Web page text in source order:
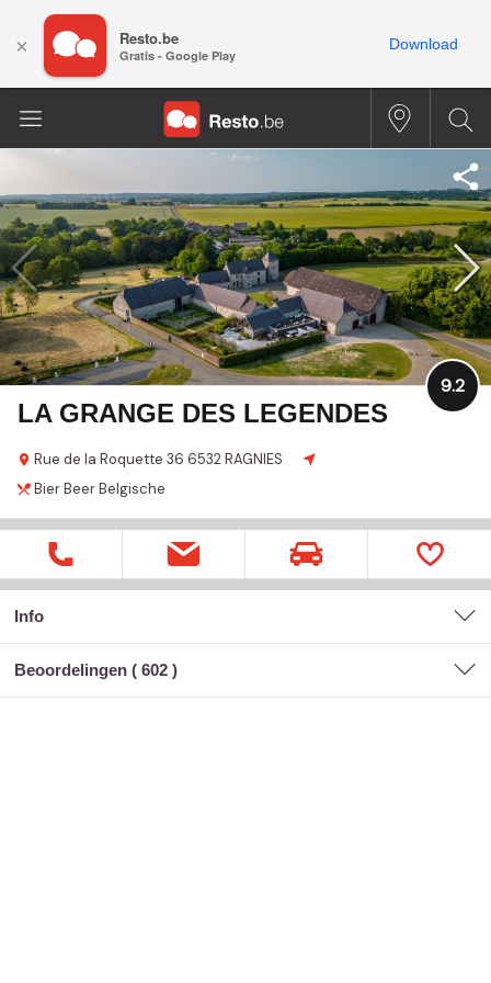
LA GRANGE DES LEGENDES
Rue de la Roquette 36 6532 RAGNIES
9.2
BierBeerBelgische
Info
Beoordelingen ( 602 )
× Resto.be
Gratis - Google Play
Download